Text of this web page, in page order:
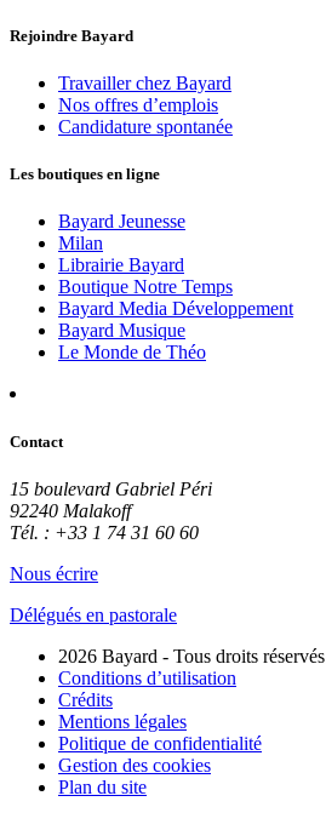
Rejoindre Bayard
Travailler chez Bayard
Nos offres d’emplois
Candidature spontanée
Les boutiques en ligne
Bayard Jeunesse
Milan
Librairie Bayard
Boutique Notre Temps
Bayard Media Développement
Bayard Musique
Le Monde de Théo
Contact
15 boulevard Gabriel Péri
92240 Malakoff
Tél. : +33 1 74 31 60 60
Nous écrire
Délégués en pastorale
2026 Bayard - Tous droits réservés
Conditions d’utilisation
Crédits
Mentions légales
Politique de confidentialité
Gestion des cookies
Plan du site